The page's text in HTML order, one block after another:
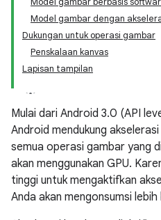
Model gambar dengan
Dukungan untuk operasi gambar
Penskalaan kanvas
Lapisan tampilan
Mulai dari Android 3.0 (API
Android mendukung
semua operasi gambar yang
akan menggunakan GPU.
tinggi untuk mengaktifkan
Anda akan mengonsumsi lebih